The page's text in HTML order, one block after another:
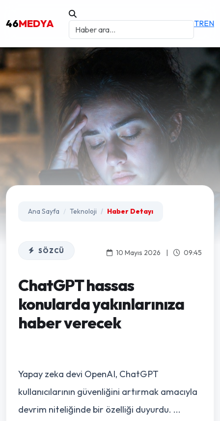
46MEDYA TREN
Ana Sayfa Teknoloji Haber Detayı
SÖZCÜ 10 Mayıs 2026 | 09:45
ChatGPT hassas
konularda yakınlarınıza
haber verecek
Yapay zeka devi OpenAI, ChatGPT
kullanıcılarının güvenliğini artırmak amacıyla
devrim niteliğinde bir özelliği duyurdu. ...